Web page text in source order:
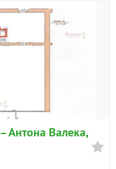
– Антона Валека,